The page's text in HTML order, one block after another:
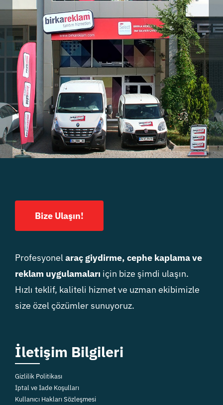
Bize Ulaşın!
Profesyonelaraç giydirme, cephe kaplama ve
reklam uygulamaları için bize şimdi ulaşın.
Hızlı teklif, kaliteli hizmet ve uzman ekibimizle
size özel çözümler sunuyoruz.
İletişim Bilgileri
Gizlilik Politikası
İptal ve İade Koşulları
Kullanıcı Hakları Sözleşmesi